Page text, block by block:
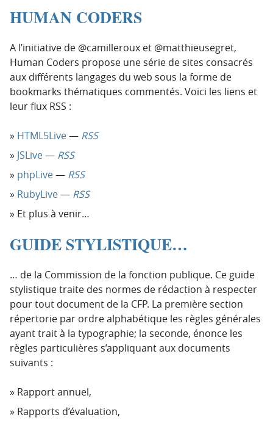
HUMAN CODERS
A l’initiative de @camilleroux et @matthieusegret,
Human Coders propose une série de sites consacrés
aux différents langages du web sous la forme de
bookmarks thématiques commentés. Voici les liens et
leur flux RSS :
HTML5Live— RSS
JSLive— RSS
phpLive— RSS
RubyLive— RSS
Et plus à venir…
GUIDE STYLISTIQUE…
… de la Commission de la fonction publique. Ce guide
stylistique traite des normes de rédaction à respecter
pour tout document de la CFP. La première section
répertorie par ordre alphabétique les règles générales
ayant trait à la typographie; la seconde, énonce les
règles particulières s’appliquant aux documents
suivants :
Rapport annuel,
Rapports d’évaluation,